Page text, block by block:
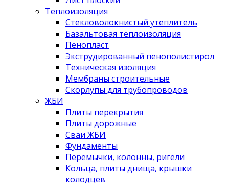
Теплоизоляция
Стекловолокнистый утеплитель
Базальтовая теплоизоляция
Пенопласт
Экструдированный пенополистирол
Техническая изоляция
Мембраны строительные
Скорлупы для трубопроводов
ЖБИ
Плиты перекрытия
Плиты дорожные
Сваи ЖБИ
Фундаменты
Перемычки, колонны, ригели
Кольца, плиты днища, крышки
колодцев